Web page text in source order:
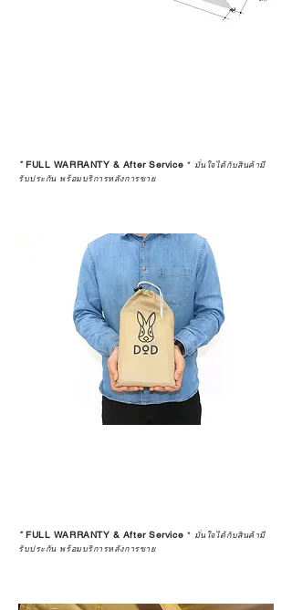
*FULL WARRANTY & After Service * มั่นใจได้กับสินค้ามี
รับประกัน พร้อมบริการหลังการขาย
*FULL WARRANTY & After Service * มั่นใจได้กับสินค้ามี
รับประกัน พร้อมบริการหลังการขาย